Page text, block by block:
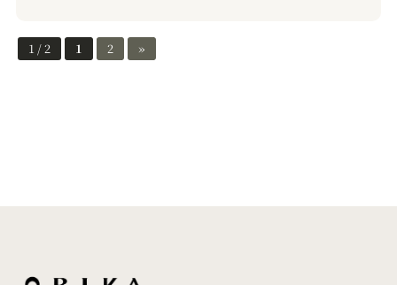
1 / 2 1 2 »